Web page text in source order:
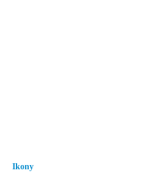
Ikony